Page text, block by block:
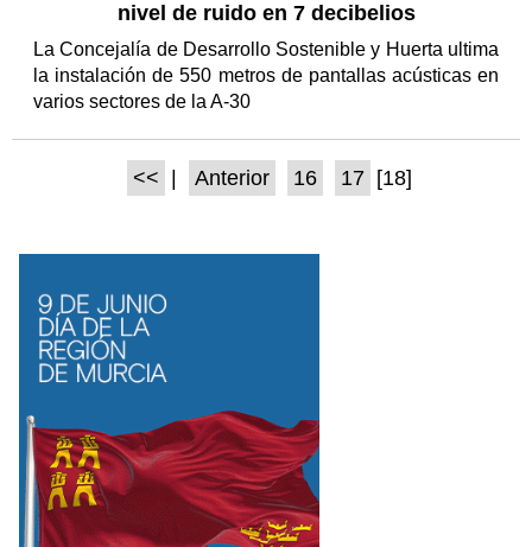
nivel de ruido en 7 decibelios
La Concejalía de Desarrollo Sostenible y Huerta ultima
la instalación de 550 metros de pantallas acústicas en
varios sectores de la A-30
<< Anterior 16 17 [18]